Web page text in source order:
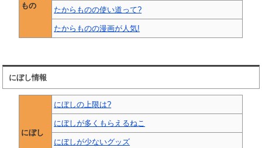
もの
たからものの使い道って?
たからものの漫画が人気!
にぼし情報
にぼし
にぼしの上限は?
にぼしが多くもらえるねこ
にぼしが少ないグッズ